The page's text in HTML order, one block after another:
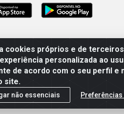
cookies próprios e de
personalizada ao
de acordo com o seu perfil e
site.
não essenciais Preferências
Linhavix Distribuidora LTDA -